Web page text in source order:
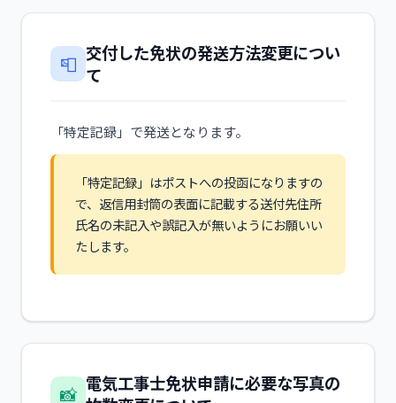
📮 交付した免状の発送方法変更につい
て
「特定記録」で発送となります。
「特定記録」はポストへの投函になりますの
で、返信用封筒の表面に記載する送付先住所
氏名の未記入や誤記入が無いようにお願いい
たします。
📸 電気工事士免状申請に必要な写真の